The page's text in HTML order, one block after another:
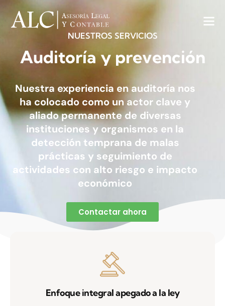
NUESTROS SERVICIOS
Auditoríay prevención
Nuestra experiencia en auditoría nos
ha colocado como un actor clave y
aliado permanente de diversas
instituciones y organismos en la
detección temprana de malas
prácticas y seguimiento de
actividades con alto riesgo e impacto
económico
Contactar ahora
Enfoque integral apegado a la ley